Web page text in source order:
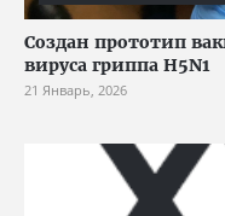
Создан прототип
вируса гриппа H5N1
21 Январь, 2026